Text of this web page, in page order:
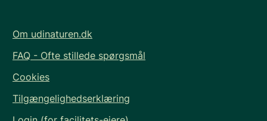
Om udinaturen.dk
FAQ - Ofte stillede spørgsmål
Cookies
Tilgængelighedserklæring